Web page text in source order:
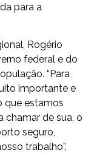
para a
Rogério
federal e do
“Para
importante e
que estamos
chamar de sua, o
seguro,
trabalho”,